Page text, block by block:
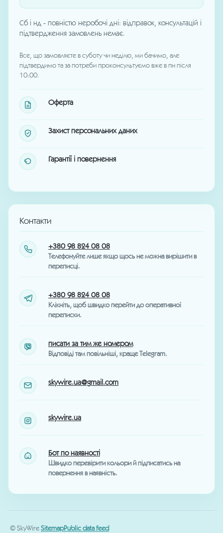
Сб і нд - повністю неробочі дні: відправок, консультацій і
підтвердження замовлень немає.
Все, що замовляєте в суботу чи неділю, ми бачимо, але
підтвердимо та за потреби проконсультуємо вже в пн після
10:00.
Оферта
Захист персональних даних
Гарантії і повернення
Контакти
+380 98 824 08 08
Телефонуйте лише якщо щось не можна вирішити в
переписці.
+380 98 824 08 08
Клікніть, щоб швидко перейти до оперативної
переписки.
писати за тим же номером
Відповіді там повільніші, краще Telegram.
skywire.ua@gmail.com
skywire.ua
Бот по наявності
Швидко перевірити кольори й підписатись на
повернення в наявність.
© SkyWireSitemapPublic data feed